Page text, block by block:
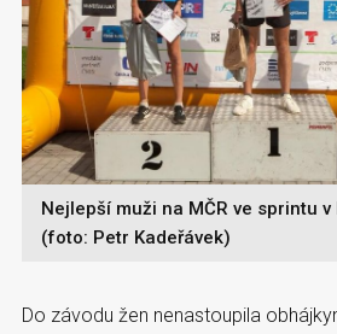
Nejlepší muži na MČR ve sprintu
(foto: Petr Kadeřávek)
Do závodu žen nenastoupila